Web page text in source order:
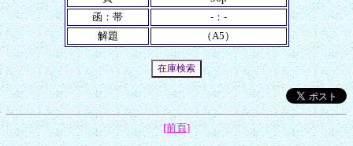
函：帯
-：-
解題
（A5）
[前頁]